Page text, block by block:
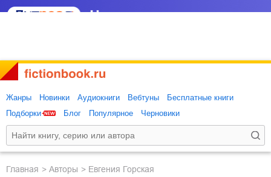
Жанры Новинки Аудиокниги Вебтуны
Бесплатные книги
Подборки
Блог Популярное Черновики
Главная Авторы Евгения Горская